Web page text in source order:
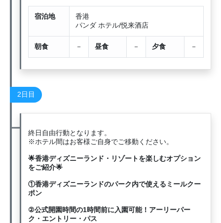
宿泊地
香港
パンダ ホテル/悦来酒店
朝食 － 昼食 － 夕食 －
2日目
終日自由行動となります。
※ホテル間はお客様ご自身でご移動ください。
🌟香港ディズニーランド・リゾートを楽しむオプション
をご紹介🌟
①香港ディズニーランドのパーク内で使えるミールクー
ポン
②公式開園時間の1時間前に入園可能！アーリーパー
ク・エントリー・パス